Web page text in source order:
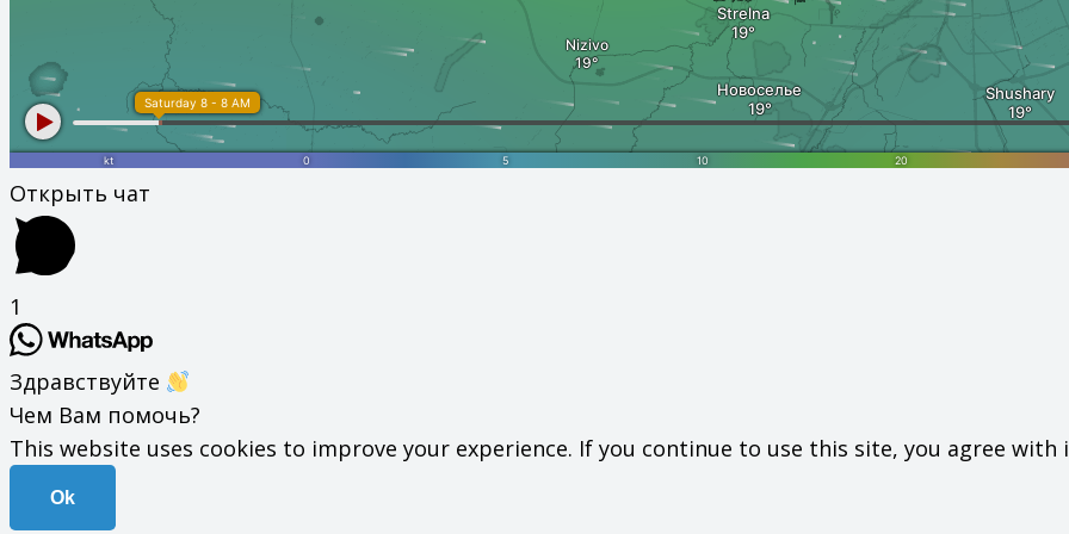
Открыть чат
1
Здравствуйте
Чем Вам помочь?
This website uses cookies to improve your experience. If you continue to use this site, you agree with
Ok